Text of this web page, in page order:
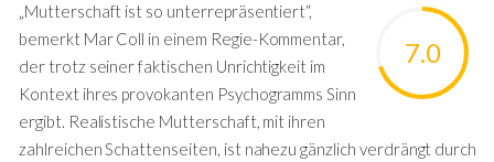
7.0
„Mutterschaft ist so unterrepräsentiert“,
bemerkt Mar Coll in einem Regie-Kommentar,
der trotz seiner faktischen Unrichtigkeit im
Kontext ihres provokanten Psychogramms Sinn
ergibt. Realistische Mutterschaft, mit ihren
zahlreichen Schattenseiten, ist nahezu gänzlich verdrängt durch